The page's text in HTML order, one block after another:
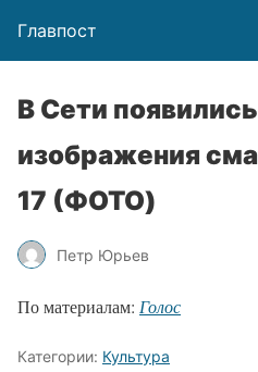
Главпост
В Сети
изображения
17 (ФОТО)
Петр Юрьев
По материалам: Голос
Категории: Культура